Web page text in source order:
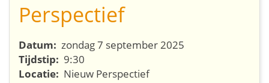
Perspectief
Datum: zondag 7 september 2025
Tijdstip: 9:30
Locatie: Nieuw Perspectief